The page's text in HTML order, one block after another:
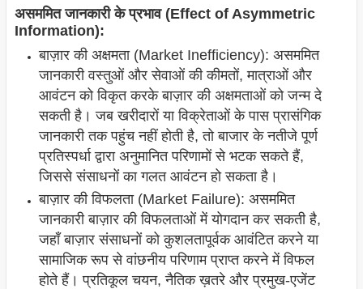
असममित जानकारी के प्रभाव (Effect of Asymmetric
Information):
बाज़ार की अक्षमता (Market Inefficiency): असममित
जानकारी वस्तुओं और सेवाओं की कीमतों, मात्राओं और
आवंटन को विकृत करके बाज़ार की अक्षमताओं को जन्म दे
सकती है। जब खरीदारों या विक्रेताओं के पास प्रासंगिक
जानकारी तक पहुंच नहीं होती है, तो बाजार के नतीजे पूर्ण
प्रतिस्पर्धा द्वारा अनुमानित परिणामों से भटक सकते हैं,
जिससे संसाधनों का गलत आवंटन हो सकता है।
बाज़ार की विफलता (Market Failure): असममित
जानकारी बाज़ार की विफलताओं में योगदान कर सकती है,
जहाँ बाज़ार संसाधनों को कुशलतापूर्वक आवंटित करने या
सामाजिक रूप से वांछनीय परिणाम प्राप्त करने में विफल
होते हैं। प्रतिकूल चयन, नैतिक ख़तरे और प्रमुख-एजेंट